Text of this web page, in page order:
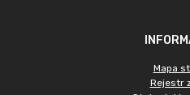
Mapa
Rejestr